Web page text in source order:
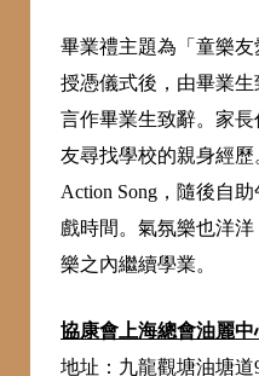
畢業禮主題為「童樂
授憑儀式後，由畢業
言作畢業生致辭。家
友尋找學校的親身經
Action Song，隨後自
戲時間。氣氛樂也洋
樂之內繼續學業。
協康會上海總會油麗中
地址：九龍觀塘油塘